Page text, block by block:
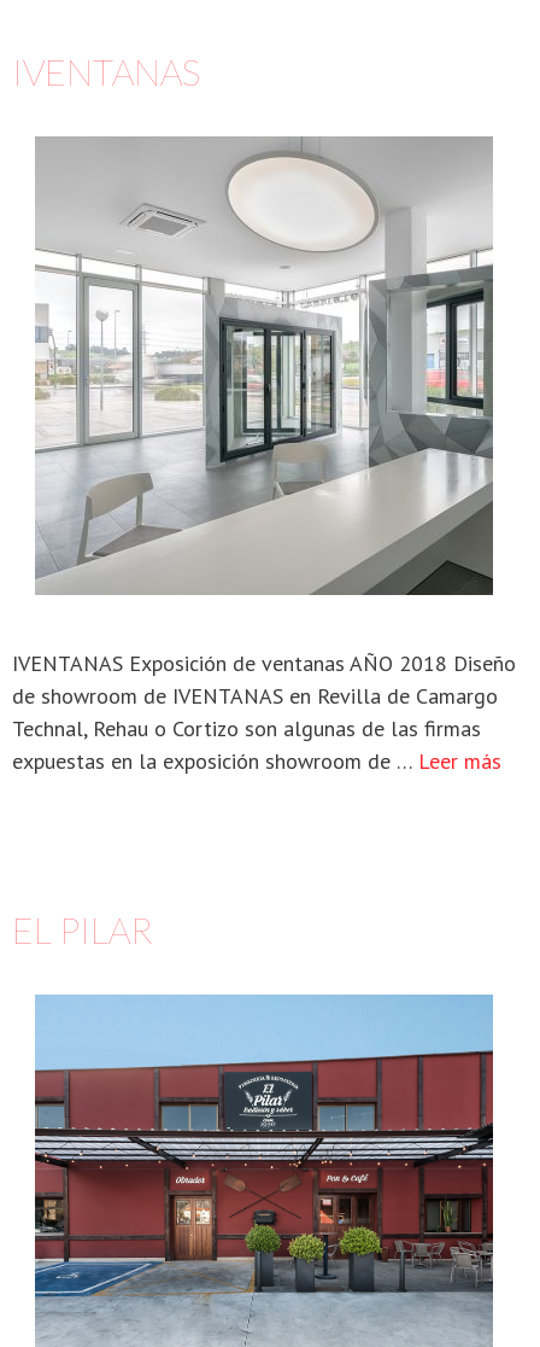
IVENTANAS
IVENTANAS Exposición de ventanas AÑO 2018 Diseño
de showroom de IVENTANAS en Revilla de Camargo
Technal, Rehau o Cortizo son algunas de las firmas
expuestas en la exposición showroom de … Leer más
EL PILAR